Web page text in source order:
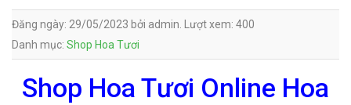
Đăng ngày: 29/05/2023 bởi admin. Lượt xem: 400
Danh mục: Shop Hoa Tươi
Shop Hoa Tươi Online Hoa